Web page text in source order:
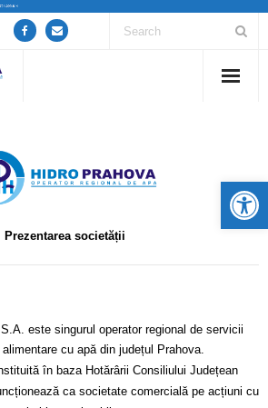
apă
public
Prezentarea societății
este singurul operator regional de servicii
cu apă din județul Prahova.
în baza Hotărârii Consiliului Județean
ca societate comercială pe acțiuni cu